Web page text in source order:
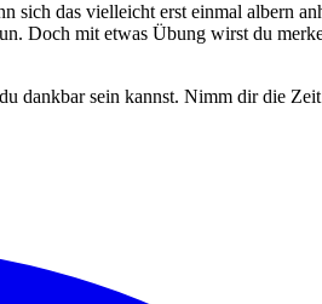
sich das vielleicht erst einmal albern
Doch mit etwas Übung wirst du
dankbar sein kannst. Nimm dir die